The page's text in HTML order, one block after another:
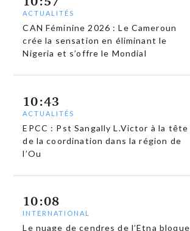
ACTUALITÉS
CAN Féminine 2026 : Le Cameroun
crée la sensation en éliminant le
Nigeria et s’offre le Mondial
10:43
ACTUALITÉS
EPCC : Pst Sangally L.Victor à la tête
de la coordination dans la région de
l’Ou
10:08
INTERNATIONAL
Le nuage de cendres de l’Etna bloque